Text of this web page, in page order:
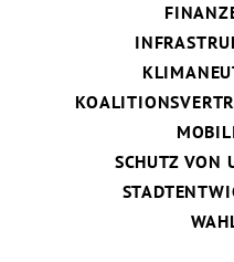
SCHUTZ VON